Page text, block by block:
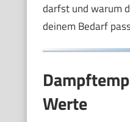
darfst und warum
deinem Bedarf
Werte